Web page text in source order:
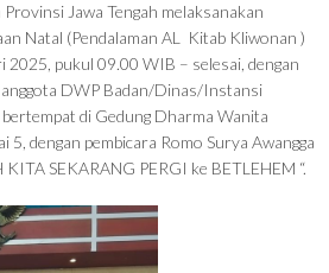
Jawa Tengah melaksanakan
Natal (Pendalaman AL Kitab Kliwonan )
2025, pukul 09.00 WIB – selesai, dengan
DWP Badan/Dinas/Instansi
di Gedung Dharma Wanita
5, dengan pembicara Romo Surya Awangga
KITA SEKARANG PERGI ke BETLEHEM “.